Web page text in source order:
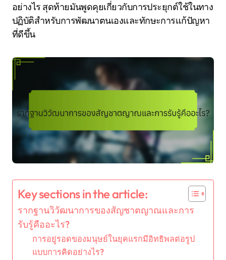
อย่างไร สุดท้ายมันพูดคุยเกี่ยวกับการประยุกต์ใช้ในทาง
ปฏิบัติสำหรับการพัฒนาตนเองและทักษะการแก้ปัญหา
ที่ดีขึ้น
Key sections in the article:
รากฐานวิวัฒนาการของสัญชาตญาณและการ
รับรู้คืออะไร?
การอยู่รอดของมนุษย์ในยุคแรกมีอิทธิพลต่อรูป
แบบการคิดอย่างไร?